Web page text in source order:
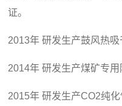
证。
2013年 研发生产鼓风热吸
2014年 研发生产煤矿专用
2015年 研发生产CO2纯